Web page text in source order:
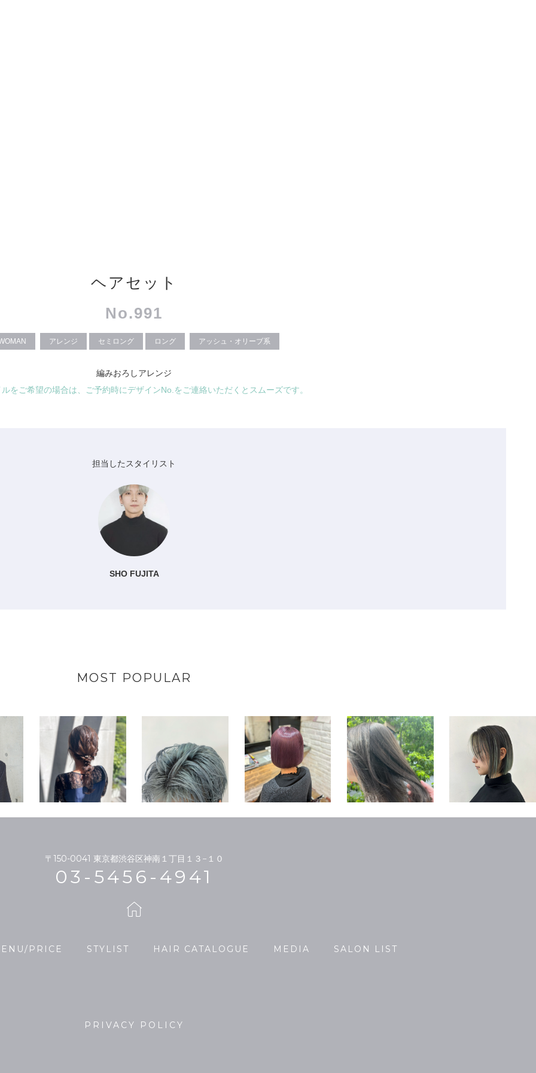
ヘアセット
No.991
アレンジ セミロング ロング アッシュ・オリーブ系
編みおろしアレンジ
をご希望の場合は、ご予約時にデザインNo.をご連絡いただくとスムーズです。
担当したスタイリスト
SHO FUJITA
MOST POPULAR
〒150-0041 東京都渋谷区神南１丁目１３−１０
03-5456-4941
PRICE STYLIST HAIR CATALOGUE MEDIA SALON LIST
PRIVACY POLICY